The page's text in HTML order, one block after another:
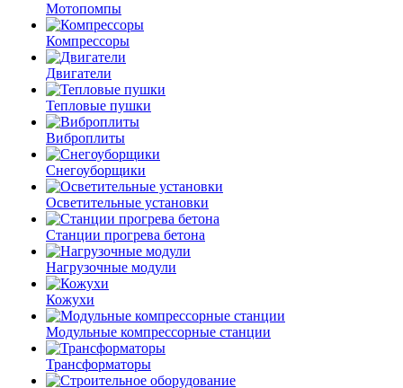
Мотопомпы
Компрессоры
Двигатели
Тепловые пушки
Виброплиты
Снегоуборщики
Осветительные установки
Станции прогрева бетона
Нагрузочные модули
Кожухи
Модульные компрессорные станции
Трансформаторы